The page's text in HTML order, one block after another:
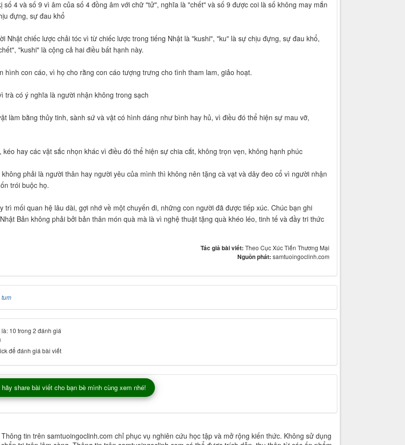
số 4 và số 9 vì âm của số 4 đồng âm với chữ "tử", nghĩa là "chết" và số 9 được coi là số không may mắn
đựng, sự đau khổ
Nhật chiếc lược chải tóc vì từ chiếc lược trong tiếng Nhật là "kushi", "ku" là sự chịu đựng, sự đau khổ,
"kushi" là cộng cả hai điều bất hạnh này.
hình con cáo, vì họ cho rằng con cáo tượng trưng cho tình tham lam, giảo hoạt.
trà có ý nghĩa là người nhận không trong sạch
làm bằng thủy tinh, sành sứ và vật có hình dáng như bình hay hủ, vì điều đó thể hiện sự mau vỡ,
kéo hay các vật sắc nhọn khác vì điều đó thể hiện sự chia cắt, không trọn vẹn, không hạnh phúc
phải là người thân hay người yêu của mình thì không nên tặng cà vạt và dây đeo cổ vì người nhận
trói buộc họ.
trì mối quan hệ lâu dài, gợi nhớ về một chuyến đi, những con người đã được tiếp xúc. Chúc bạn ghi
Bản không phải bởi bản thân món quà mà là vì nghệ thuật tặng quà khéo léo, tinh tế và đầy tri thức
Tác giả bài viết: Theo Cục Xúc Tiến Thương Mại
Nguồn phát: samtuoingoclinh.com
10 trong 2 đánh giá
để đánh giá bài viết
share bài viết cho bạn bè mình cùng xem nhé!
Thông tin trên samtuoingoclinh.com chỉ phục vụ nghiên cứu học tập và mở rộng kiến thức. Không sử dụng